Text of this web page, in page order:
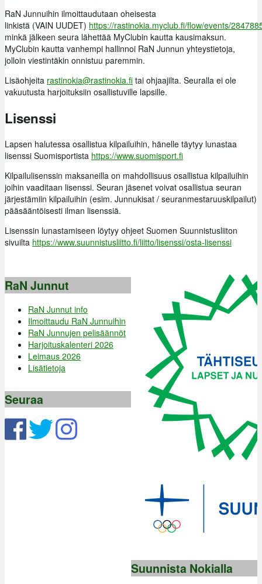
RaN Junnuihin ilmoittaudutaan oheisesta
linkistä (VAIN UUDET) https://rastinokia.myclub.fi/flow/events/
minkä jälkeen seura lähettää MyClubin kautta kausimaksun.
MyClubin kautta vanhempi hallinnoi RaN Junnun yhteystietoja,
jolloin viestintäkin onnistuu paremmin.
Lisäohjeita rastinokia@rastinokia.fi tai ohjaajilta. Seuralla ei ole
vakuutusta harjoituksiin osallistuville lapsille.
Lisenssi
Lapsen halutessa osallistua kilpailuihin, hänelle täytyy lunastaa
lisenssi Suomisportista https://www.suomisport.fi
Kilpailulisenssin maksaneilla on mahdollisuus osallistua kilpailuihin
joihin vaaditaan lisenssi. Seuran jäsenet voivat osallistua seuran
järjestämiin kilpailuihin (esim. Junnukisat / seuranmestaruuskilpailut)
pääsääntöisesti ilman lisenssiä.
Lisenssin lunastamiseen löytyy ohjeet Suomen Suunnistusliiton
sivuilta https://www.suunnistusliitto.fi/liitto/lisenssi/osta-lisenssi
RaN Junnut
RaN Junnut info
Ilmoittaudu RaN Junnuihin
RaN Junnujen pelisäännöt
Harjoituskalenteri 2026
Leimaus 2026
Lisätietoja
Seuraa
Suunnista Nokialla